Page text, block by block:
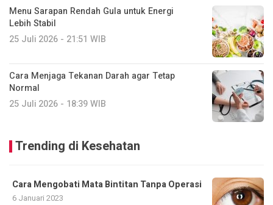
Menu Sarapan Rendah Gula untuk Energi
Lebih Stabil
25 Juli 2026 - 21:51 WIB
Cara Menjaga Tekanan Darah agar Tetap
Normal
25 Juli 2026 - 18:39 WIB
Trending di Kesehatan
Cara Mengobati Mata Bintitan Tanpa Operasi
6 Januari 2023